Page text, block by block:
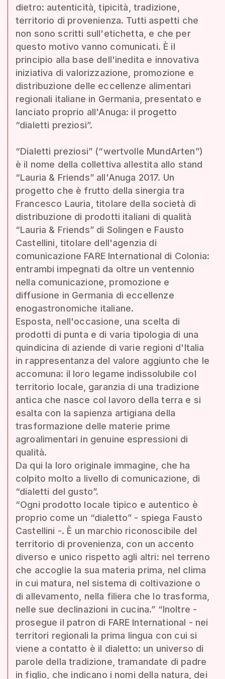
dietro: autenticità, tipicità, tradizione,
territorio di provenienza. Tutti aspetti che
non sono scritti sull'etichetta, e che per
questo motivo vanno comunicati. È il
principio alla base dell'inedita e innovativa
iniziativa di valorizzazione, promozione e
distribuzione delle eccellenze alimentari
regionali italiane in Germania, presentato e
lanciato proprio all'Anuga: il progetto
“dialetti preziosi”.
“Dialetti preziosi” (“wertvolle MundArten”)
è il nome della collettiva allestita allo stand
“Lauria & Friends” all'Anuga 2017. Un
progetto che è frutto della sinergia tra
Francesco Lauria, titolare della società di
distribuzione di prodotti italiani di qualità
“Lauria & Friends” di Solingen e Fausto
Castellini, titolare dell'agenzia di
comunicazione FARE International di Colonia:
entrambi impegnati da oltre un ventennio
nella comunicazione, promozione e
diffusione in Germania di eccellenze
enogastronomiche italiane.
Esposta, nell'occasione, una scelta di
prodotti di punta e di varia tipologia di una
quindicina di aziende di varie regioni d'Italia
in rappresentanza del valore aggiunto che le
accomuna: il loro legame indissolubile col
territorio locale, garanzia di una tradizione
antica che nasce col lavoro della terra e si
esalta con la sapienza artigiana della
trasformazione delle materie prime
agroalimentari in genuine espressioni di
qualità.
Da qui la loro originale immagine, che ha
colpito molto a livello di comunicazione, di
“dialetti del gusto”.
“Ogni prodotto locale tipico e autentico è
proprio come un “dialetto” - spiega Fausto
Castellini -. È un marchio riconoscibile del
territorio di provenienza, con un accento
diverso e unico rispetto agli altri: nel terreno
che accoglie la sua materia prima, nel clima
in cui matura, nel sistema di coltivazione o
di allevamento, nella filiera che lo trasforma,
nelle sue declinazioni in cucina.” “Inoltre -
prosegue il patron di FARE International - nei
territori regionali la prima lingua con cui si
viene a contatto è il dialetto: un universo di
parole della tradizione, tramandate di padre
in figlio, che indicano i nomi della natura, dei